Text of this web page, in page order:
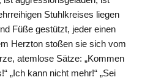
Stuhlkreises liegen
Füße gestützt, jeder einen
Herzton stoßen sie sich vom
atemlose Sätze: „Kommen
„Ich kann nicht mehr!“ „Sei